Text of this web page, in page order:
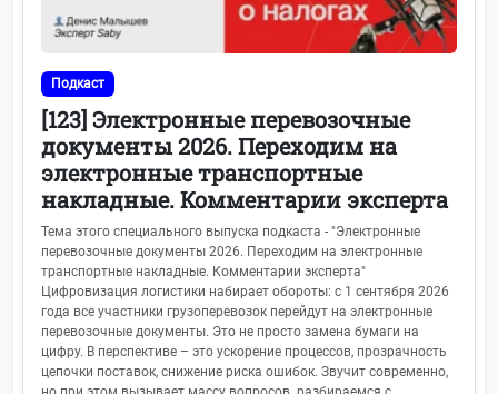
Подкаст
[123] Электронные перевозочные
документы 2026. Переходим на
электронные транспортные
накладные. Комментарии эксперта
Тема этого специального выпуска подкаста - "Электронные
перевозочные документы 2026. Переходим на электронные
транспортные накладные. Комментарии эксперта"
Цифровизация логистики набирает обороты: с 1 сентября 2026
года все участники грузоперевозок перейдут на электронные
перевозочные документы. Это не просто замена бумаги на
цифру. В перспективе – это ускорение процессов, прозрачность
цепочки поставок, снижение риска ошибок. Звучит современно,